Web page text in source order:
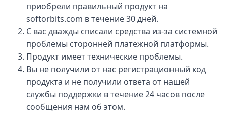
приобрели правильный продукт на
softorbits.com в течение 30 дней.
С вас дважды списали средства из-за системной
проблемы сторонней платежной платформы.
Продукт имеет технические проблемы.
Вы не получили от нас регистрационный код
продукта и не получили ответа от нашей
службы поддержки в течение 24 часов после
сообщения нам об этом.